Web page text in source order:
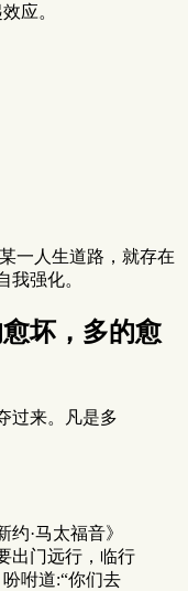
应。
一人生道路，就存在
我强化。
坏，多的愈
过来。凡是多
·马太福音》
出门远行，临行
咐道:“你们去